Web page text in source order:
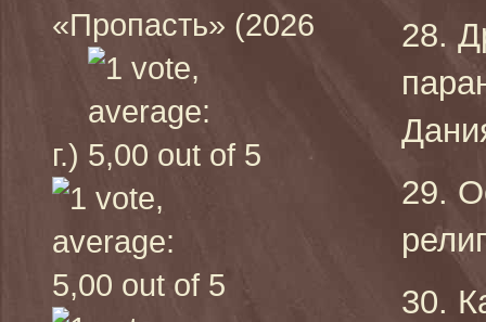
«Пропасть» (2026
г.)
28.
29.
30.